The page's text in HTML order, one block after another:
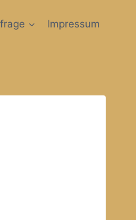
Impressum